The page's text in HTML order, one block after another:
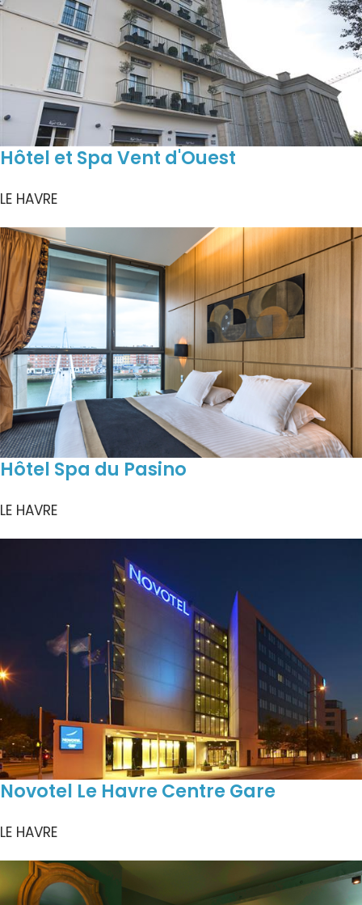
Hôtel et Spa Vent d'Ouest
LE HAVRE
Hôtel Spa du Pasino
LE HAVRE
Novotel Le Havre Centre Gare
LE HAVRE